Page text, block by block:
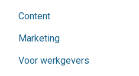
Content
Marketing
Voor werkgevers